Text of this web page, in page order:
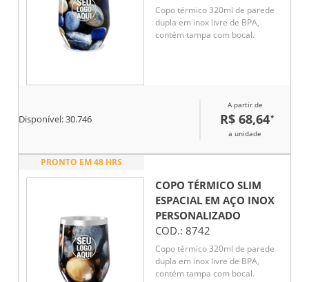
Copo térmico 320ml de parede
dupla em inox livre de BPA,
contém tampa com bocal.
Disponível:30.746
A partir de
R$ 68,64*
a unidade
PRONTO EM 48 HRS
COPO TÉRMICO SLIM
ESPACIAL EM AÇO INOX
PERSONALIZADO
COD.: 8742
Copo térmico 320ml de parede
dupla em inox livre de BPA,
contém tampa com bocal.